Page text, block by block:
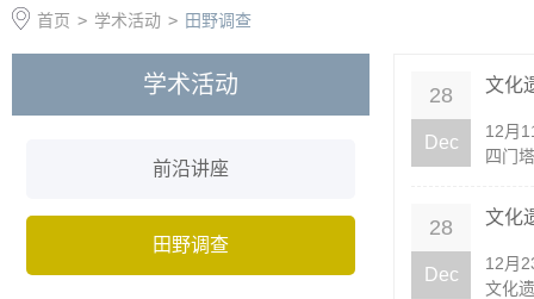
首页 > 学术活动 > 田野调查
学术活动
前沿讲座
田野调查
28
Dec
文化
12月
四门
28
Dec
文化
12月
文化